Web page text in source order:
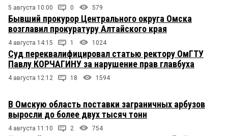
5 августа 10:00 0 579
Бывший прокурор Центрального округа Омска
возглавил прокуратуру Алтайского края
4 августа 14:15 1 1024
Суд переквалифицировал статью ректору ОмГТУ
Павлу КОРЧАГИНУ за нарушение прав главбуха
4 августа 12:12 18 1594
В Омскую область поставки заграничных арбузов
выросли до более двух тысяч тонн
4 августа 11:10 2 754